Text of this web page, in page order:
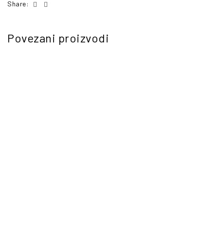
Share: Facebook
Povezani proizvodi